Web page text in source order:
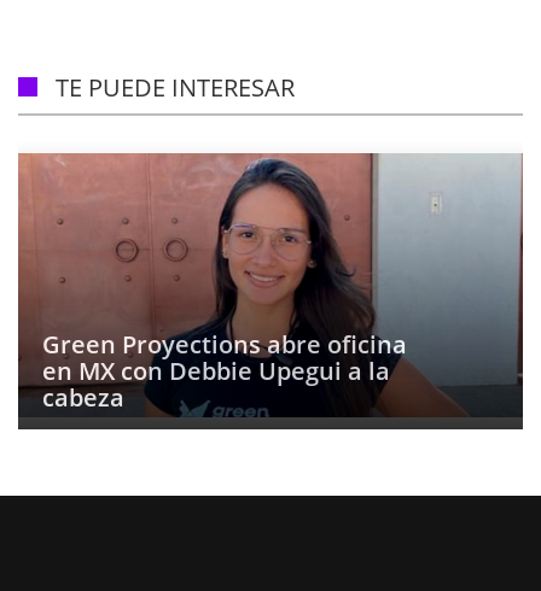
TE PUEDE INTERESAR
Green Proyections abre oficina
en MX con Debbie Upegui a la
cabeza